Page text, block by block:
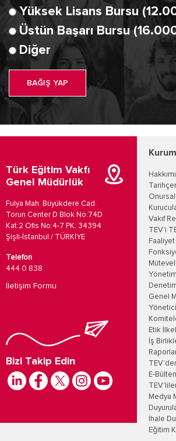
Yüksek Lisans Bursu
Üstün Başarı Bursu
Diğer
BAĞIŞ YAP
Türk Eğitim Vakfı
Genel Müdürlük
Fulya Mah. Büyükdere Cad.
Torun Center D Blok No:74D
Kat:2 Ofis No:4-7 PK: 34394
Şişli-İstanbul / TÜRKİYE
Telefon
444 0 838
İletişim Formu
Bizi Takip Edin
Onursal
Vakıf
TEV'i
Faaliyet
Genel
Etik
İş
E-
Medya
İhale
Eğitim